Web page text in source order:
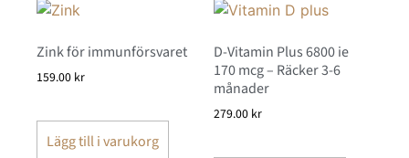
Zink för immunförsvaret
159.00 kr
Lägg till i varukorg
D-Vitamin Plus 6800 ie
170 mcg – Räcker 3-6
månader
279.00 kr